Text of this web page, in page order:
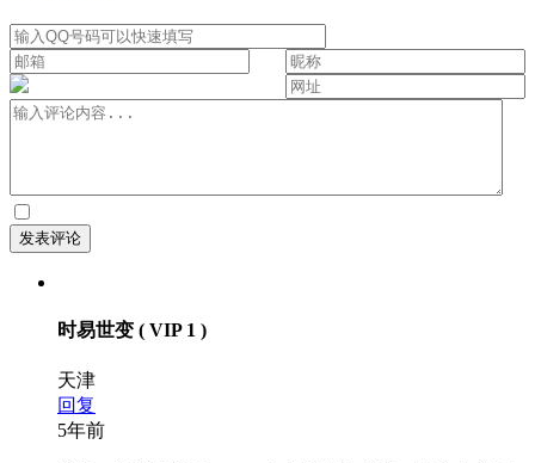
时易世变 ( VIP 1 )
天津
回复
5年前